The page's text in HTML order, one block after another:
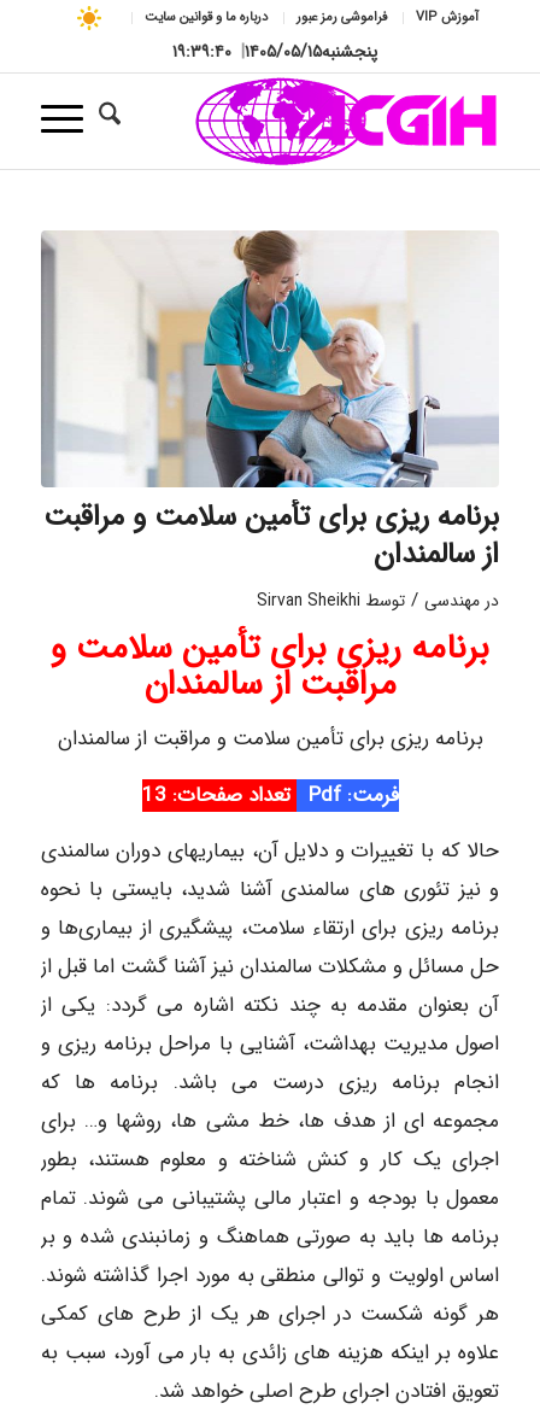
آموزش VIP فراموشی رمز عبور درباره ما و قوانین سایت
پنجشنبه۱۴۰۵/۰۵/۱۵| ۱۹:۳۹:۴۱
برنامه‌ ریزی برای تأمین سلامت و مراقبت
از سالمندان
در مهندسی / توسط Sirvan Sheikhi
برنامه‌ ریزی برای تأمین سلامت و
مراقبت از سالمندان
برنامه‌ ریزی برای تأمین سلامت و مراقبت از سالمندان
فرمت: Pdf
تعداد صفحات: 13
حالا که با تغییرات و دلایل آن، بیماریهای دوران سالمندی
و نیز تئوری های سالمندی آشنا شدید، بایستی با نحوه
برنامه ‎ریزی برای ارتقاء سلامت، پیشگیری از بیماری‌ها و
حل مسائل و مشکلات سالمندان نیز آشنا گشت اما قبل از
آن بعنوان مقدمه به چند نکته اشاره می‎ گردد: یکی از
اصول مدیریت بهداشت، آشنایی با مراحل برنامه ‎ریزی و
انجام برنامه‎ ریزی درست می‎ باشد. برنامه ‎ها که
مجموعه ‎ای از هدف ها، خط مشی ها، روشها و… برای
اجرای یک کار و کنش شناخته و معلوم هستند، بطور
معمول با بودجه و اعتبار مالی پشتیبانی می ‎شوند. تمام
برنامه ‎ها باید به صورتی هماهنگ و زمانبندی شده و بر
اساس اولویت و توالی منطقی به مورد اجرا گذاشته شوند.
هر گونه شکست در اجرای هر یک از طرح های کمکی
علاوه بر اینکه هزینه‌ های زائدی به بار می آورد، سبب به
تعویق افتادن اجرای طرح اصلی خواهد شد.